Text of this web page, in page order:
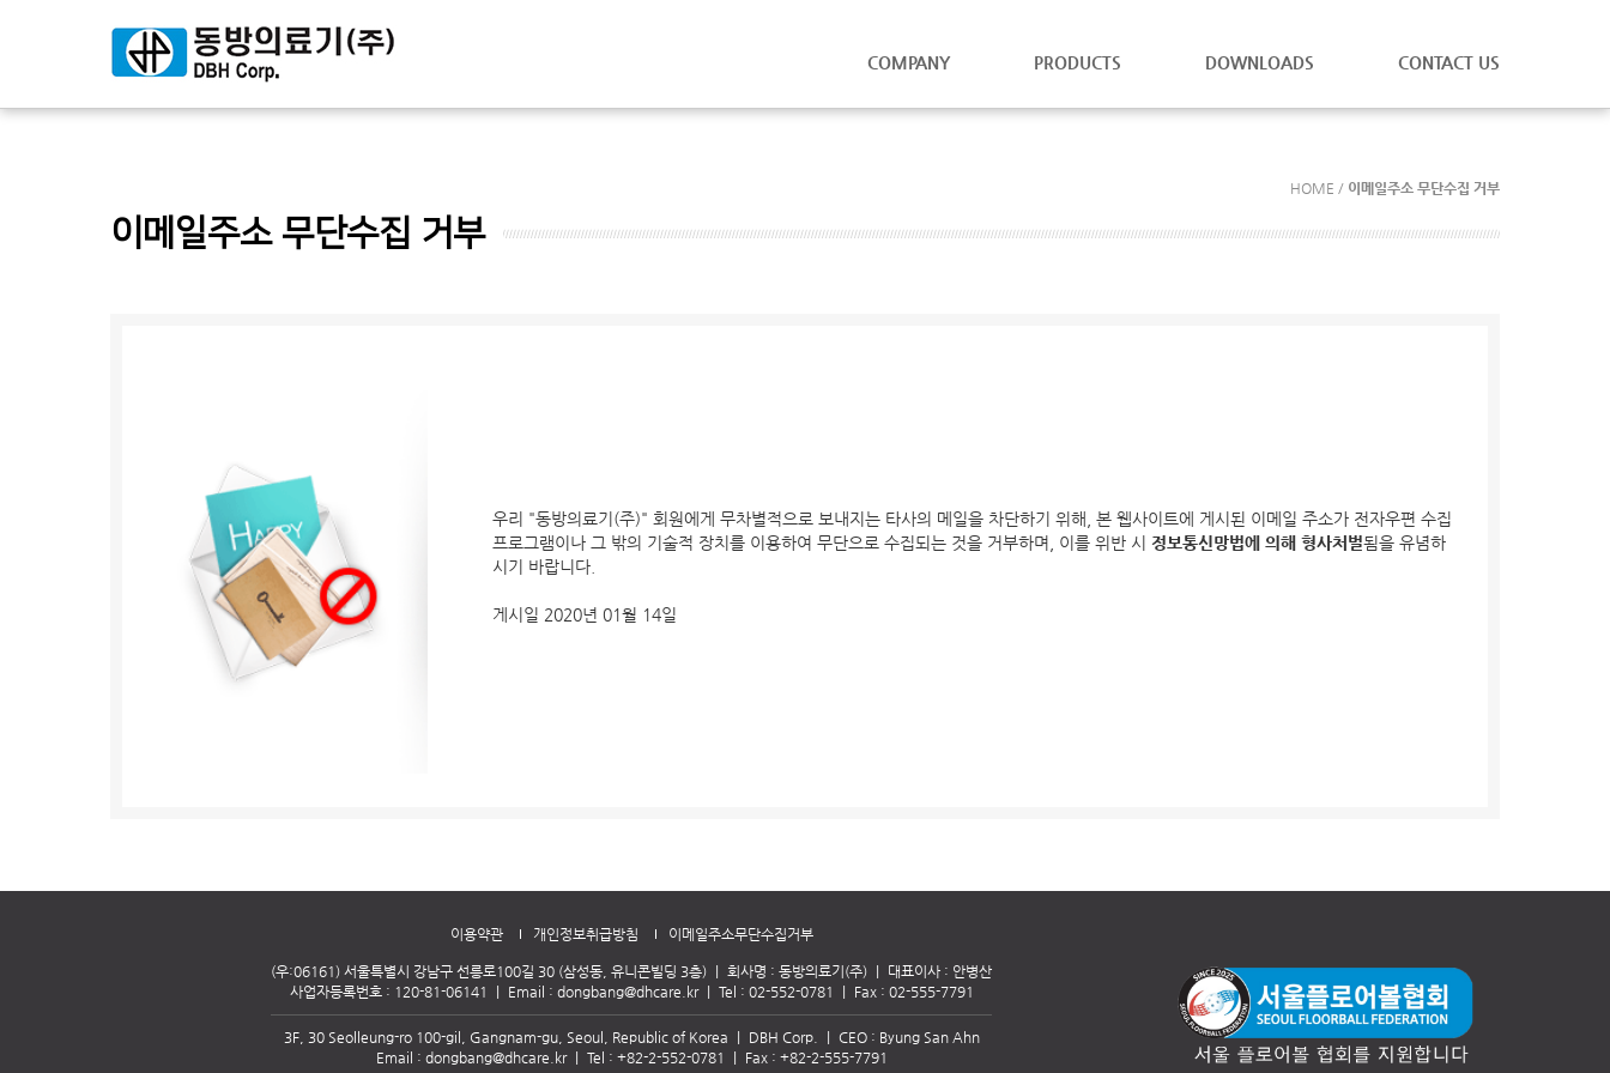
COMPANY PRODUCTS DOWNLOADS CONTACT US
HOME / 이메일주소 무단수집 거부
이메일주소 무단수집 거부
우리 "동방의료기(주)" 회원에게 무차별적으로 보내지는 타사의 메일을 차단하기 위해, 본 웹사이트에 게시된 이메일 주소가 전자우편 수집
프로그램이나 그 밖의 기술적 장치를 이용하여 무단으로 수집되는 것을 거부하며, 이를 위반 시정보통신망법에 의해 형사처벌됨을 유념하
시기 바랍니다.
게시일 2020년 01월 14일
이용약관 개인정보취급방침 이메일주소무단수집거부
(우:06161) 서울특별시 강남구 선릉로100길 30 (삼성동, 유니콘빌딩 3층) 회사명 : 동방의료기(주)
대표이사 : 안병산
사업자등록번호 : 120-81-06141
Email : dongbang@dhcare.kr Tel : 02-552-0781 Fax : 02-555-7791
3F, 30 Seolleung-ro 100-gil, Gangnam-gu, Seoul, Republic of Korea DBH Corp.
CEO : Byung San Ahn
Email : dongbang@dhcare.kr｜ Tel : +82-2-552-0781 Fax : +82-2-555-7791